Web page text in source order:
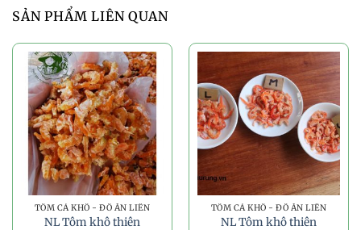
SẢN PHẨM LIÊN QUAN
TÔM CÁ KHÔ - ĐỒ ĂN LIỀN
NL Tôm khô thiên
TÔM CÁ KHÔ - ĐỒ ĂN LIỀN
NL Tôm khô thiên